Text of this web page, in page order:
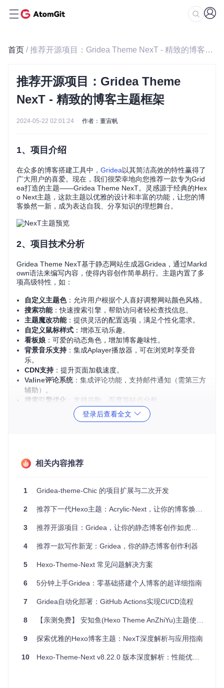
首页 / 推荐开源项目：Gridea Theme NexT - 精致的博客主题框架
推荐开源项目：Gridea Theme
NexT - 精致的博客主题框架
2024-05-22 02:01:24 作者：董宙帆
1、项目介绍
在众多的博客搭建工具中， Gridea以其简洁高效的特性赢得了
广大用户的喜爱。现在，我们很荣幸地向您推荐一款专为Grid
ea打造的主题——Gridea Theme NexT。灵感源于经典的Hex
o Next主题，这款主题以优雅的设计和丰富的功能，让您的博
客焕然一新，成为表达自我、分享知识的理想舞台。
2、项目技术分析
Gridea Theme NexT基于静态网站生成器Gridea，通过Markd
own语法来编写内容，使得内容创作简单易行。主题内置了多
项高级特性，如：
自定义主题色：允许用户根据个人喜好调整网站颜色风格。
搜索功能：快速搜索引擎，帮助访问者轻松查找信息。
主题魔改功能：提供灵活的配置选项，满足个性化需求。
自定义鼠标样式 ：增添互动乐趣。
看板娘 ：可爱的动态角色，增加博客趣味性。
背景音乐支持 ：集成Aplayer播放器，可在浏览时享受音
乐。
CDN支持 ：提升页面加载速度。
Valine评论系统：集成评论功能，支持邮件通知（需第三方
辅助）。
搜索引擎优化 ：支持谷歌、百度等站点分析。
3、项目及技术应用场景
间。尤其适合那些希望拥有独特设计，且希望管理简便的博客
主人。
：利用Gridea Theme NexT提供的搜索和
评论功能，创建教学资源库或技术博客，方便读者学习交
流。
片，Gridea Theme NexT的精美设计将使你的作品更加出
创意写作：用主题的自定义设置打造一个温馨的小窝，记
4、项目特点
移植性好
：源自 Hexo 的 Next 主题，移植到 Gridea 后依
易于定制：丰富的自定义选项，让你的博客与众不同。
断提升用户体验。
和帮助。
登录后查看全文
相关内容推荐
1 Gridea-theme-Chic 的项目扩展与二次开发
2 推荐下一代Hexo主题：Acrylic-Next，让你的博客焕然一新！
3 推荐开源项目：Gridea，让你的静态博客创作如虎添翼
4 推荐一款写作新宠：Gridea，你的静态博客创作利器
5 Hexo-Theme-Next 常见问题解决方案
6 5分钟上手Gridea：零基础搭建个人博客的超详细指南
7 Gridea自动化部署：GitHub Actions实现CI/CD流程
8 【亲测免费】 安知鱼(Hexo Theme AnZhiYu)主题使用教程
9 探索优雅的Hexo博客主题：NexT深度解析与应用指南
10 Hexo-Theme-Next v8.22.0 版本深度解析：性能优化与体验升级